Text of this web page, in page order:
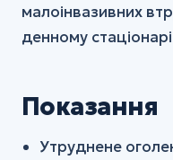
малоінвазивних
денному
Показання
Утруднене